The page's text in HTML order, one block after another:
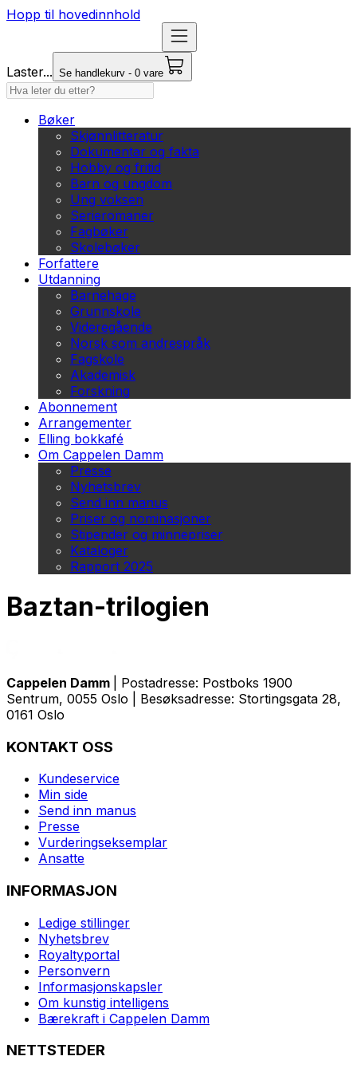
Hopp til hovedinnhold
Laster... Se handlekurv - 0 vare
Bøker
Skjønnlitteratur
Dokumentar og fakta
Hobby og fritid
Barn og ungdom
Ung voksen
Serieromaner
Fagbøker
Skolebøker
Forfattere
Utdanning
Barnehage
Grunnskole
Videregående
Norsk som andrespråk
Fagskole
Akademisk
Forskning
Abonnement
Arrangementer
Elling bokkafé
Om Cappelen Damm
Presse
Nyhetsbrev
Send inn manus
Priser og nominasjoner
Stipender og minnepriser
Kataloger
Rapport 2025
Baztan-trilogien
Cappelen Damm
| Postadresse: Postboks 1900
Sentrum, 0055 Oslo | Besøksadresse: Stortingsgata 28,
0161 Oslo
KONTAKT OSS
Kundeservice
Min side
Send inn manus
Presse
Vurderingseksemplar
Ansatte
INFORMASJON
Ledige stillinger
Nyhetsbrev
Royaltyportal
Personvern
Informasjonskapsler
Om kunstig intelligens
Bærekraft i Cappelen Damm
NETTSTEDER